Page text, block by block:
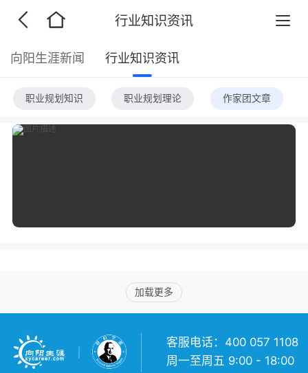
行业知识资讯
向阳生涯新闻 行业知识资讯
职业规划知识 职业规划理论 作家团文章
加载更多
客服电话：400 057 1108
周一至周五 9:00 - 18:00